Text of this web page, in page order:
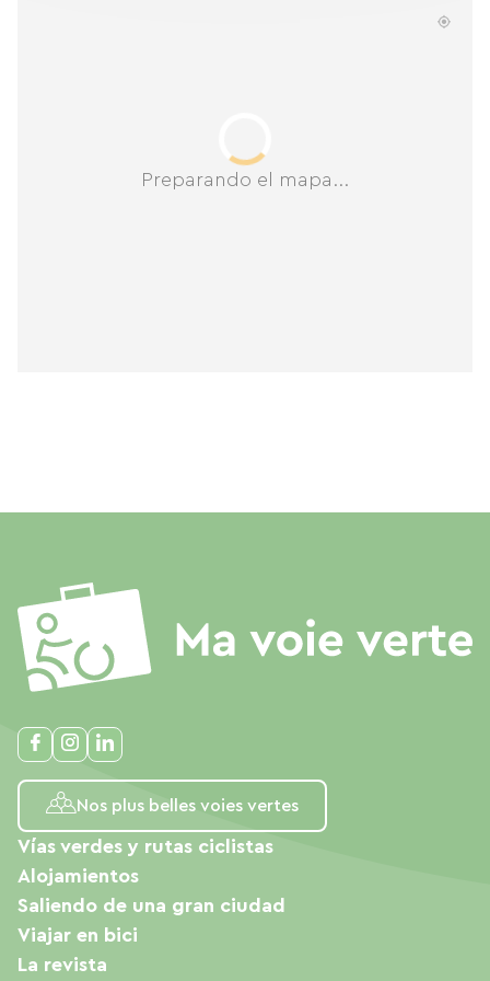
Preparando el mapa...
Nos plus belles voies vertes
Vías verdes y rutas ciclistas
Alojamientos
Saliendo de una gran ciudad
Viajar en bici
La revista